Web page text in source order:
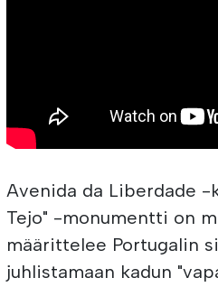
Avenida da Liberdade -
Tejo" -monumentti on
määrittelee Portugalin
juhlistamaan kadun